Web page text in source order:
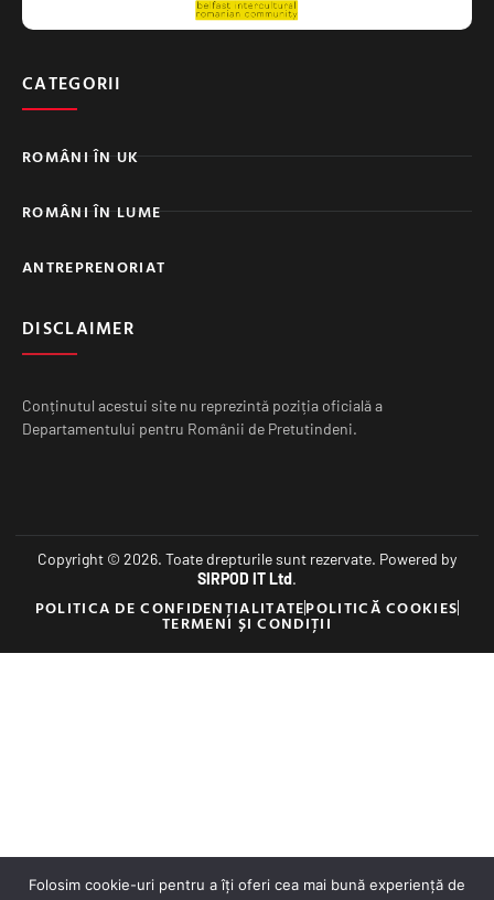
CATEGORII
ROMÂNI ÎN UK
ROMÂNI ÎN LUME
ANTREPRENORIAT
DISCLAIMER
Conținutul acestui site nu reprezintă poziția oficială a
Departamentului pentru Românii de Pretutindeni.
Copyright © 2026. Toate drepturile sunt rezervate. Powered by
SIRPOD IT Ltd.
POLITICA DE CONFIDENȚIALITATEPOLITICĂ COOKIES
TERMENI ȘI CONDIȚII
Folosim cookie-uri pentru a îți oferi cea mai bună experiență de